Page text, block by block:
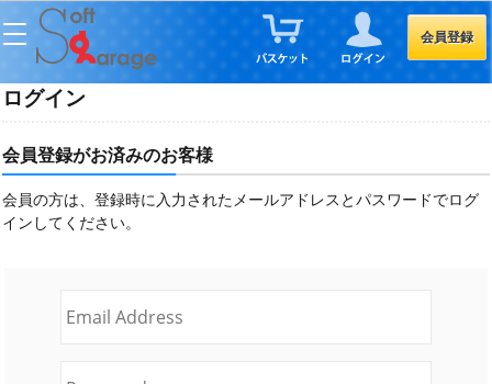
会員登録
ログイン
会員登録がお済みのお客様
会員の方は、登録時に入力されたメールアドレスとパスワードでログ
インしてください。